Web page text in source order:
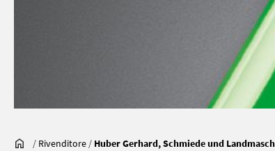
/ Rivenditore / Huber Gerhard, Schmiede und